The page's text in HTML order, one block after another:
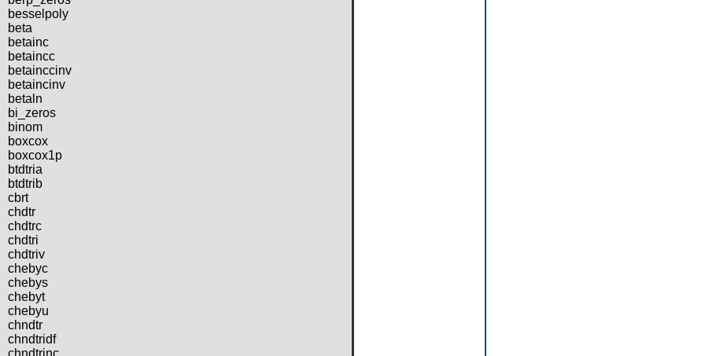
besselpoly
beta
betainc
betaincc
betainccinv
betaincinv
betaln
bi_zeros
binom
boxcox
boxcox1p
btdtria
btdtrib
cbrt
chdtr
chdtrc
chdtri
chdtriv
chebyc
chebys
chebyt
chebyu
chndtr
chndtridf